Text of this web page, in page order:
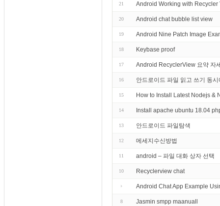
21 Android Working with Recycler
20 Android chat bubble list view
19 Android Nine Patch Image
18 Keybase proof
17 Android RecyclerView 요약 자
16 안드로이드 파일 읽고 쓰기 동시
15 How to Install Latest Nodejs &
14 Install apache ubuntu 18.04
13 안드로이드 파일탐색
12 메세지수신방법
11 android – 파일 대화 상자 선택
10 Recyclerview chat
Android Chat App Example
8 Jasmin smpp maanuall